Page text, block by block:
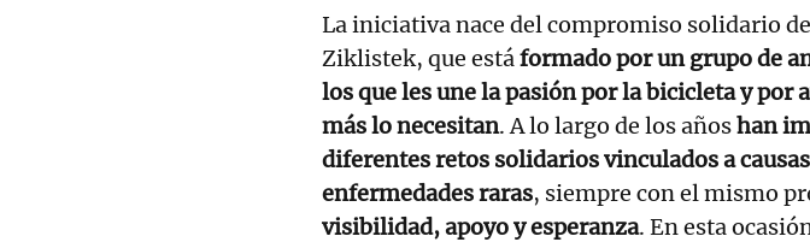
La iniciativa nace del compromiso solidario
Ziklistek, que estáformado por un grupo de
los que les une la pasión por la bicicleta y por
más lo necesitan. A lo largo de los añoshan
diferentes retos solidarios vinculados a
enfermedades raras, siempre con el mismo
visibilidad, apoyo y esperanza. En esta